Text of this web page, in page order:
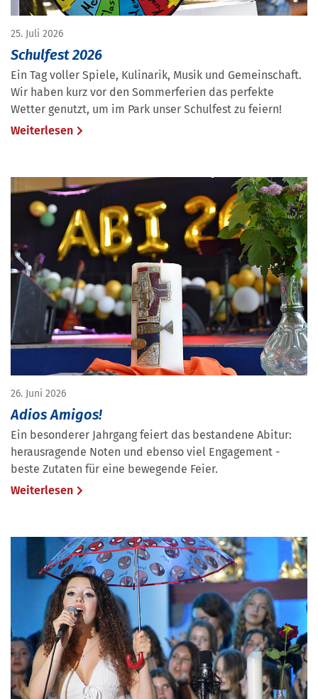
25. Juli 2026
Schulfest 2026
Ein Tag voller Spiele, Kulinarik, Musik und Gemeinschaft.
Wir haben kurz vor den Sommerferien das perfekte
Wetter genutzt, um im Park unser Schulfest zu feiern!
Weiterlesen
26. Juni 2026
Adios Amigos!
Ein besonderer Jahrgang feiert das bestandene Abitur:
herausragende Noten und ebenso viel Engagement -
beste Zutaten für eine bewegende Feier.
Weiterlesen